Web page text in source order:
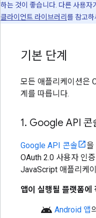
하는 것이 좋습니다. 다른 사용자
클라이언트 라이브러리 를 참고하
기본 단계
모든 애플리케이션은
계를 따릅니다.
1. Google API 콘
Google API 콘솔
OAuth 2.0 사용자 인
JavaScript 애플리케
앱이 실행될 플랫폼
android Android 앱